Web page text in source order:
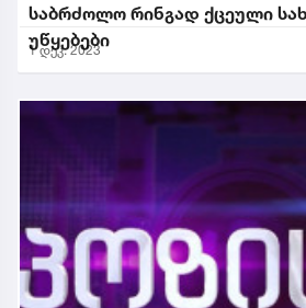
საბრძოლო რინგად ქცეული
უწყებები
1 დეკ. 2023